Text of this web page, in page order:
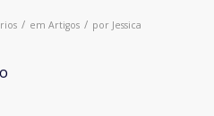
/ em Artigos / por Jessica